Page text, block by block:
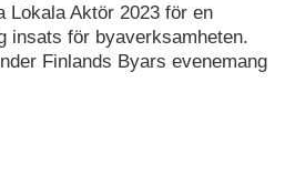
Lokala Aktör 2023 för en
insats för byaverksamheten.
Finlands Byars evenemang